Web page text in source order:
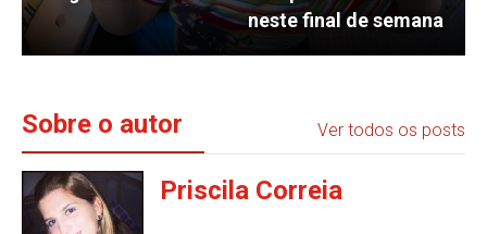
neste final de semana
Sobre o autor Ver todos os posts
Priscila Correia